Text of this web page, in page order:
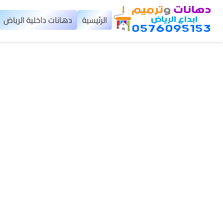
الرئيسية دهانات داخلية الرياض ×